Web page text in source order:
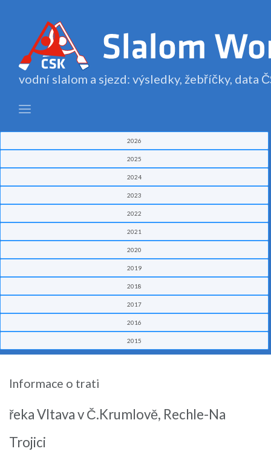
vodní slalom a sjezd: výsledky, žebříčky, data
2026
2025
2024
2023
2022
2021
2020
2019
2018
2017
2016
2015
Informace o trati
řeka Vltava v Č.Krumlově, Rechle-Na
Trojici